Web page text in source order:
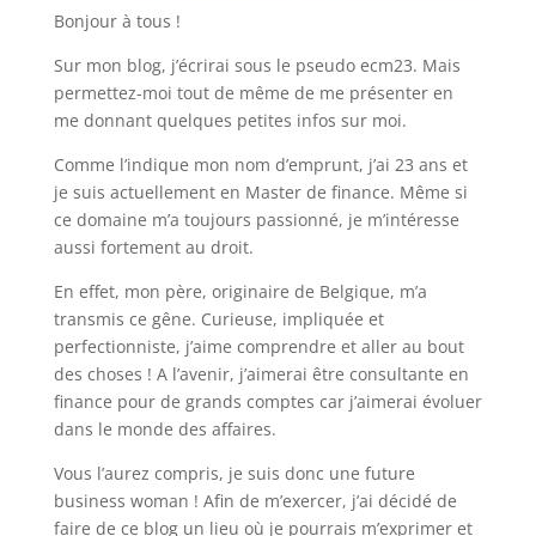
Bonjour à tous !
Sur mon blog, j’écrirai sous le pseudo ecm23. Mais
permettez-moi tout de même de me présenter en
me donnant quelques petites infos sur moi.
Comme l’indique mon nom d’emprunt, j’ai 23 ans et
je suis actuellement en Master de finance. Même si
ce domaine m’a toujours passionné, je m’intéresse
aussi fortement au droit.
En effet, mon père, originaire de Belgique, m’a
transmis ce gêne. Curieuse, impliquée et
perfectionniste, j’aime comprendre et aller au bout
des choses ! A l’avenir, j’aimerai être consultante en
finance pour de grands comptes car j’aimerai évoluer
dans le monde des affaires.
Vous l’aurez compris, je suis donc une future
business woman ! Afin de m’exercer, j’ai décidé de
faire de ce blog un lieu où je pourrais m’exprimer et